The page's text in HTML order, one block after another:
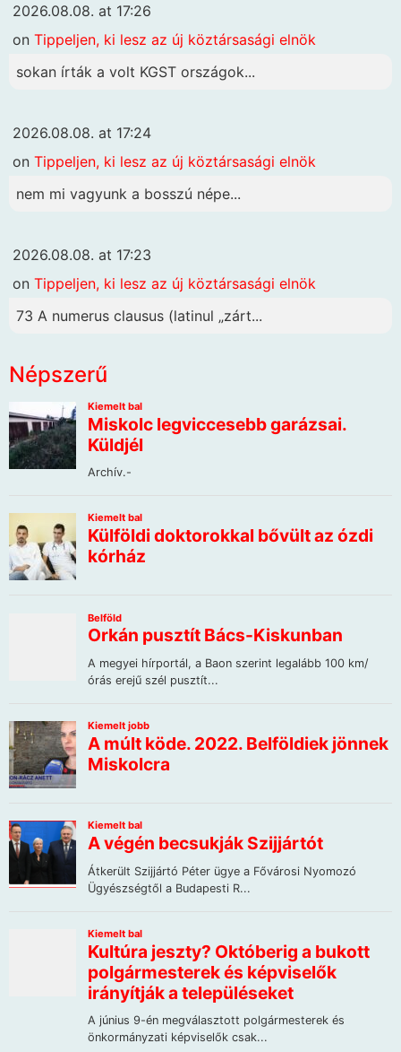
2026.08.08. at 17:26
on Tippeljen, ki lesz az új köztársasági elnök
sokan írták a volt KGST országok...
2026.08.08. at 17:24
on Tippeljen, ki lesz az új köztársasági elnök
nem mi vagyunk a bosszú népe...
2026.08.08. at 17:23
on Tippeljen, ki lesz az új köztársasági elnök
73 A numerus clausus (latinul „zárt...
Népszerű